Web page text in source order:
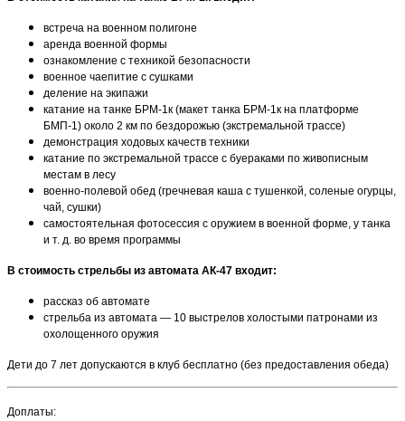
встреча на военном полигоне
аренда военной формы
ознакомление с техникой безопасности
военное чаепитие с сушками
деление на экипажи
катание на танке БРМ-1к (макет танка БРМ-1к на платформе
БМП-1) около 2 км по бездорожью (экстремальной трассе)
демонстрация ходовых качеств техники
катание по экстремальной трассе с буераками по живописным
местам в лесу
военно-полевой обед (гречневая каша с тушенкой, соленые огурцы,
чай, сушки)
самостоятельная фотосессия с оружием в военной форме, у танка
и т. д. во время программы
В стоимость стрельбы из автомата АК-47 входит:
рассказ об автомате
стрельба из автомата — 10 выстрелов холостыми патронами из
охолощенного оружия
Дети до 7 лет допускаются в клуб бесплатно (без предоставления обеда)
Доплаты: